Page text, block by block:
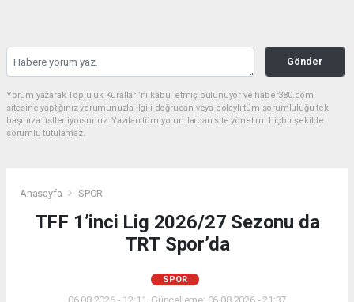
Gönder
Yorum yazarak Topluluk Kuralları’nı kabul etmiş bulunuyor ve haber380.com
sitesine yaptığınız yorumunuzla ilgili doğrudan veya dolaylı tüm sorumluluğu tek
başınıza üstleniyorsunuz. Yazılan tüm yorumlardan site yönetimi hiçbir şekilde
sorumlu tutulamaz.
Anasayfa SPOR
TFF 1’inci Lig 2026/27 Sezonu da
TRT Spor’da
SPOR